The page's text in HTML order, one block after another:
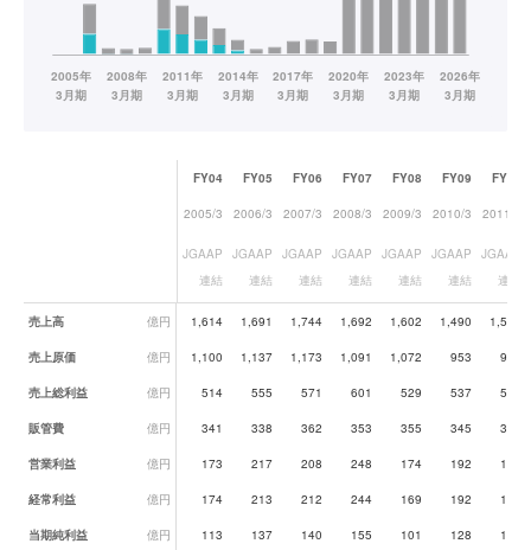
業績データ一覧
FY04 FY05 FY06 FY07 FY08 FY09 FY10
2005/3 2006/3 2007/3 2008/3 2009/3 2010/3 2011/3
JGAAP
連結
JGAAP
連結
JGAAP
連結
JGAAP
連結
JGAAP
連結
JGAAP
連結
JGAAP
連結
売上高 億円 1,614 1,691 1,744 1,692 1,602 1,490 1,542
売上原価 億円 1,100 1,137 1,173 1,091 1,072 953 999
売上総利益 億円 514 555 571 601 529 537 543
販管費 億円 341 338 362 353 355 345 345
営業利益 億円 173 217 208 248 174 192 198
経常利益 億円 174 213 212 244 169 192 194
当期純利益 億円 113 137 140 155 101 128 130